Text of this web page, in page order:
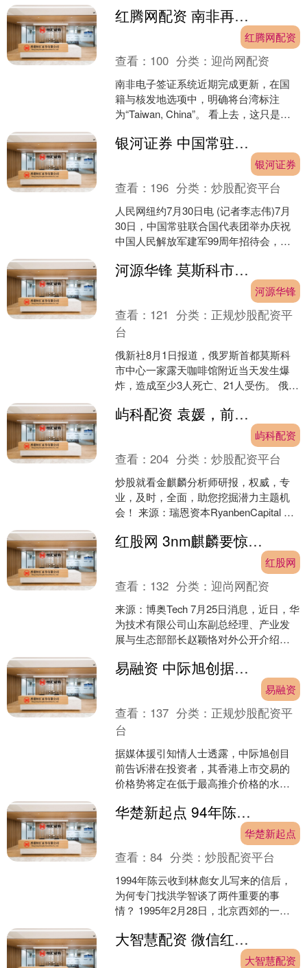
红腾网配资 南非再出手！Taiwan, China：这就是真实的台湾
红腾网配资
查看： 100 分类：迎尚网配资
南非电子签证系统近期完成更新，在国
籍与核发地选项中，明确将台湾标注
为“Taiwan, China”。 看上去，这只是理
众点击身....
银河证券 中国常驻联合国代表团举办庆祝建军99周年招待会
银河证券
查看： 196 分类：炒股配资平台
人民网纽约7月30日电 (记者李志伟)7月
30日，中国常驻联合国代表团举办庆祝
中国人民解放军建军99周年招待会，联
察顾问和社会....
河源华锋 莫斯科市中心一咖啡馆发生爆炸 俄称系自制爆炸袭击
河源华锋
查看： 121 分类： 正规炒股配资平
台
俄新社8月1日报道，俄罗斯首都莫斯科
市中心一家露天咖啡馆附近当天发生爆
炸，造成至少3人死亡、21人受伤。 俄罗
左右。俄新社援....
屿科配资 袁媛，前瑞银投行家，出任长城汽车董事会秘书
屿科配资
查看：204 分类：炒股配资平台
炒股就看金麒麟分析师研报，权威，专
业，及时，全面，助您挖掘潜力主题机
会！ 来源：瑞恩资本RyanbenCapital 长
红股网 3nm麒麟要惊艳全球！华为：绕开光刻机，韬定律让中国芯逆袭
红股网
查看： 132 分类：迎尚网配资
来源：博奥Tech 7月25日消息，近日，华
为技术有限公司山东副总经理、产业发
展与生态部部长赵颖恪对外公开介绍了
业发展思路，为....
易融资 中际旭创据悉将把香港发售价定在每股980港元 低于最高推介价格
易融资
查看： 137 分类： 正规炒股配资平
台
据媒体援引知情人士透露，中际旭创目
前告诉潜在投资者，其香港上市交易的
价格势将定在低于最高推介价格的水平
每股980港元；由于事未....华楚新起点 94年陈云收到林彪女儿来信后，找洪学智谈话：有两件事需要麻烦你
华楚新起点
查看：84 分类：炒股配资平台
1994年陈云收到林彪女儿写来的信后，
为何专门找洪学智谈了两件重要的事
情？ 1995年2月28日，北京西郊的一间
中央军委常务会....
大智慧配资 微信红包转账，有新变化
大智慧配资